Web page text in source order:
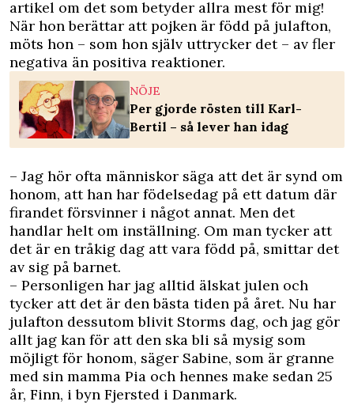
artikel om det som betyder allra mest för mig!
När hon berättar att pojken är född på julafton,
möts hon – som hon själv uttrycker det – av fler
negativa än positiva reaktioner.
NÖJE
Per gjorde rösten till Karl-
Bertil – så lever han idag
– Jag hör ofta människor säga att det är synd om
honom, att han har födelsedag på ett datum där
firandet försvinner i något annat. Men det
handlar helt om inställning. Om man tycker att
det är en tråkig dag att vara född på, smittar det
av sig på barnet.
– Personligen har jag alltid älskat julen och
tycker att det är den bästa tiden på året. Nu har
julafton dessutom blivit Storms dag, och jag gör
allt jag kan för att den ska bli så mysig som
möjligt för honom, säger Sabine, som är granne
med sin mamma Pia och hennes make sedan 25
år, Finn, i byn Fjersted i Danmark.